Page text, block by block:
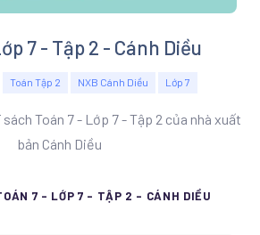
7 - Tập 2 - Cánh Diều
Toán Tập 2 NXB Cánh Diều Lớp 7
Toán 7 - Lớp 7 - Tập 2 của nhà xuất
bản Cánh Diều
7 - LỚP 7 - TẬP 2 - CÁNH DIỀU